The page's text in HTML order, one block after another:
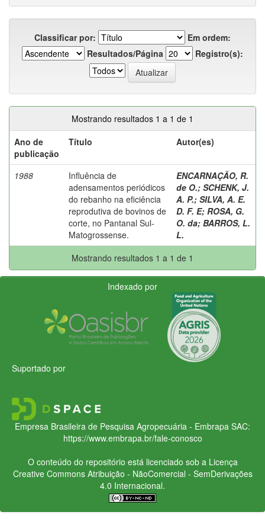
Classificar por:
Em ordem:
Resultados/Página
Registro(s):
Mostrando resultados 1 a 1 de 1
Ano de
publicação
Título Autor(es)
1988
Influência de
adensamentos periódicos
do rebanho na eficiência
reprodutiva de bovinos de
corte, no Pantanal Sul-
Matogrossense.
ENCARNAÇÃO, R.
de O.; SCHENK, J.
A. P.; SILVA, A. E.
D. F. E; ROSA, G.
O. da; BARROS, L.
L.
Mostrando resultados 1 a 1 de 1
Indexado por
Suportado por
Empresa Brasileira de Pesquisa Agropecuária - Embrapa SAC:
https://www.embrapa.br/fale-conosco
O conteúdo do repositório está licenciado sob a Licença
Creative CommonsAtribuição - NãoComercial - SemDerivações
4.0 Internacional.